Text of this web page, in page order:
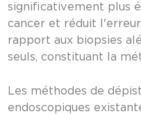
significativement plus
cancer et réduit
rapport aux biopsies
seuls, constituant la
Les méthodes de
endoscopiques